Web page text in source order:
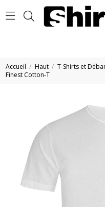
Accueil Haut T-Shirts et
Finest Cotton-T